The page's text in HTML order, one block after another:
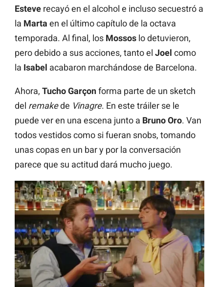
Esteve recayó en el alcohol e incluso secuestró a
la Marta en el último capítulo de la octava
temporada. Al final, los Mossos lo detuvieron,
pero debido a sus acciones, tanto el Joel como
la Isabel acabaron marchándose de Barcelona.
Ahora, Tucho Garçonforma parte de un sketch
del remakede Vinagre. En este tráiler se le
puede ver en una escena junto a Bruno Oro. Van
todos vestidos como si fueran snobs, tomando
unas copas en un bar y por la conversación
parece que su actitud dará mucho juego.